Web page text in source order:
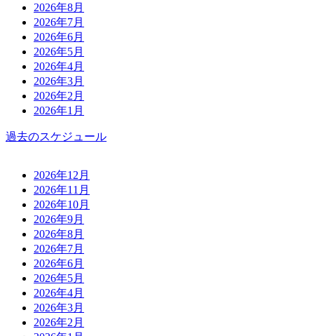
2026年8月
2026年7月
2026年6月
2026年5月
2026年4月
2026年3月
2026年2月
2026年1月
過去のスケジュール
2026年12月
2026年11月
2026年10月
2026年9月
2026年8月
2026年7月
2026年6月
2026年5月
2026年4月
2026年3月
2026年2月